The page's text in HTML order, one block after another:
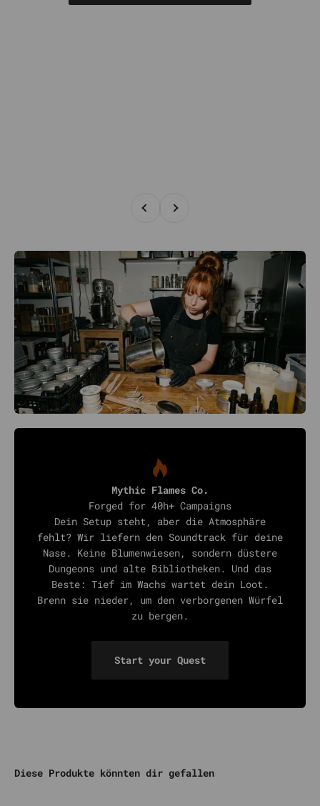
Zurück Vor
Mythic Flames Co.
Forged for 40h+ Campaigns
Dein Setup steht, aber die Atmosphäre
fehlt? Wir liefern den Soundtrack für deine
Nase. Keine Blumenwiesen, sondern düstere
Dungeons und alte Bibliotheken. Und das
Beste: Tief im Wachs wartet dein Loot.
Brenn sie nieder, um den verborgenen Würfel
zu bergen.
Start your Quest
Diese Produkte könnten dir gefallen